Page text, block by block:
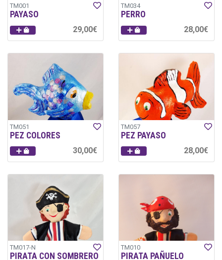
TM001
PAYASO
29,00€
TM034
PERRO
28,00€
TM051
PEZ COLORES
30,00€
TM057
PEZ PAYASO
28,00€
TM017-N
PIRATA CON SOMBRERO
TM010
PIRATA PAÑUELO